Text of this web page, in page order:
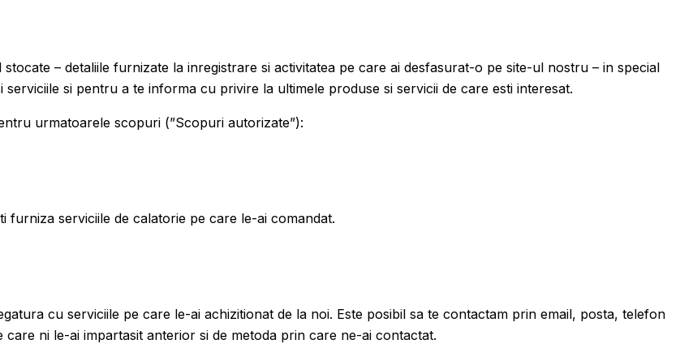
– detaliile furnizate la inregistrare si activitatea pe care ai desfasurat-o pe site-ul nostru – in special
si pentru a te informa cu privire la ultimele produse si servicii de care esti interesat.
urmatoarele scopuri (”Scopuri autorizate”):
serviciile de calatorie pe care le-ai comandat.
cu serviciile pe care le-ai achizitionat de la noi. Este posibil sa te contactam prin email, posta, telefon
ni le-ai impartasit anterior si de metoda prin care ne-ai contactat.